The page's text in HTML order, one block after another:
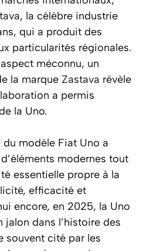
, la célèbre industrie
qui a produit des
particularités régionales.
méconnu, un
la marque Zastava révèle
a permis
la Uno.
modèle Fiat Uno a
modernes tout
essentielle propre à la
efficacité et
encore, en 2025, la Uno
dans l’histoire des
souvent cité par les